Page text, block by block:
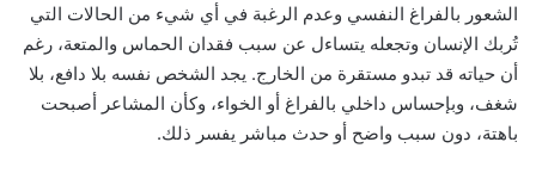
الشعور بالفراغ النفسي وعدم الرغبة في أي شيء من الحالات التي
تُربك الإنسان وتجعله يتساءل عن سبب فقدان الحماس والمتعة، رغم
أن حياته قد تبدو مستقرة من الخارج. يجد الشخص نفسه بلا دافع، بلا
شغف، وبإحساس داخلي بالفراغ أو الخواء، وكأن المشاعر أصبحت
باهتة، دون سبب واضح أو حدث مباشر يفسر ذلك.